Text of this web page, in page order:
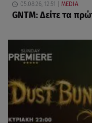
05.08.26, 12:51 MEDIA
GNTM: Δείτε τα